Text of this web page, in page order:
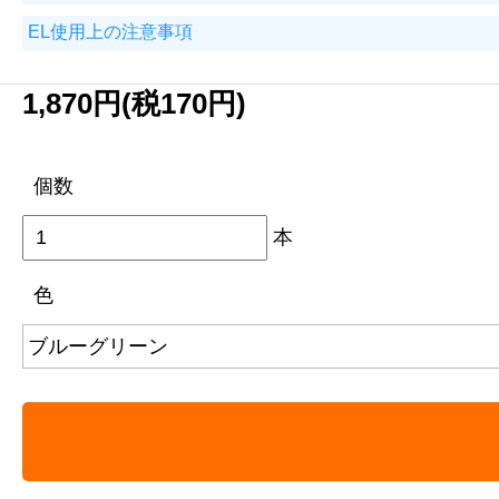
EL使用上の注意事項
1,870円(税170円)
個数
本
色